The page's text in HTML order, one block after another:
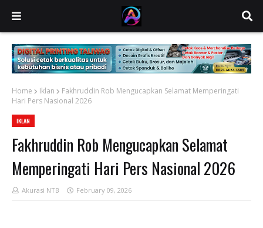
Home Iklan
Fakhruddin Rob Mengucapkan Selamat Memperingati
Hari Pers Nasional 2026
IKLAN
Fakhruddin Rob Mengucapkan Selamat
Memperingati Hari Pers Nasional 2026
Akurasi NTB February 09, 2026